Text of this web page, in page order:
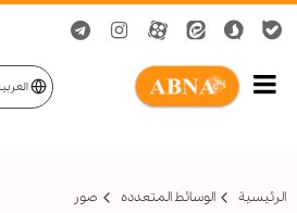
الرئيسية الوسائط المتعدده صور